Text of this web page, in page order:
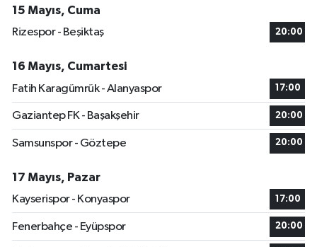
15 Mayıs, Cuma
Rizespor - Beşiktaş
20:00
16 Mayıs, Cumartesi
Fatih Karagümrük - Alanyaspor
17:00
Gaziantep FK - Başakşehir 20:00
Samsunspor - Göztepe 20:00
17 Mayıs, Pazar
Kayserispor - Konyaspor
17:00
Fenerbahçe - Eyüpspor 20:00